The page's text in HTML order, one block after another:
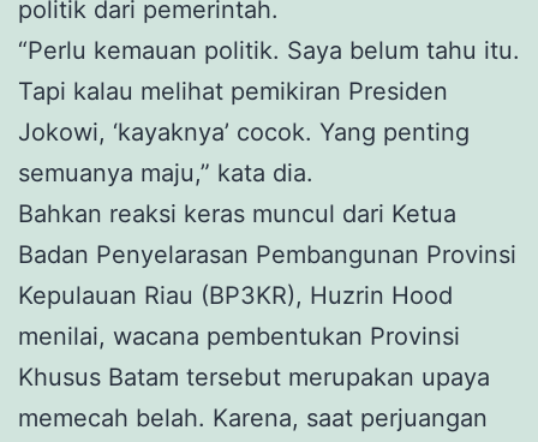
politik dari pemerintah.
“Perlu kemauan politik. Saya belum tahu itu.
Tapi kalau melihat pemikiran Presiden
Jokowi, ‘kayaknya’ cocok. Yang penting
semuanya maju,” kata dia.
Bahkan reaksi keras muncul dari Ketua
Badan Penyelarasan Pembangunan Provinsi
Kepulauan Riau (BP3KR), Huzrin Hood
menilai, wacana pembentukan Provinsi
Khusus Batam tersebut merupakan upaya
memecah belah. Karena, saat perjuangan